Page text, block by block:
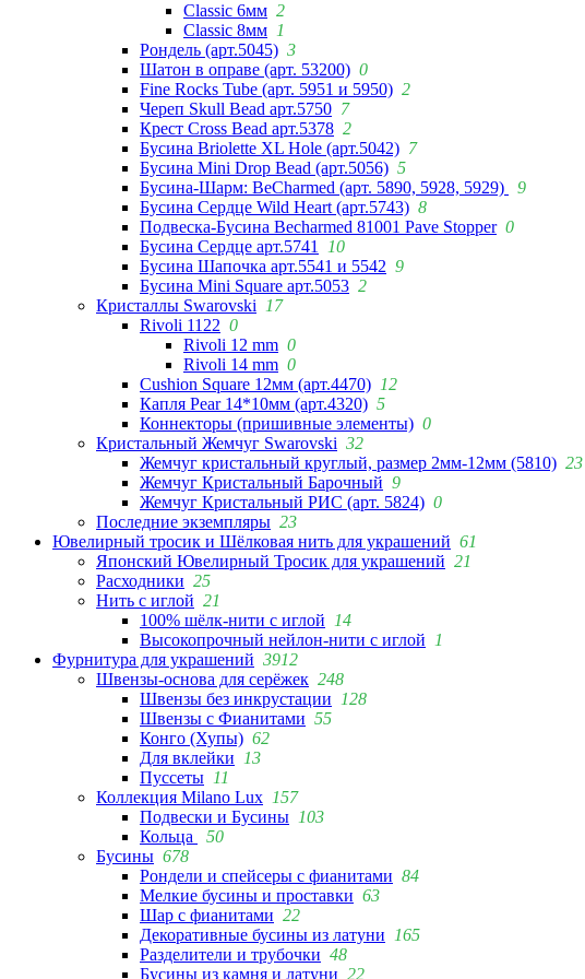
Classic 6мм 2
Classic 8мм 1
Рондель (арт.5045) 3
Шатон в оправе (арт. 53200) 0
Fine Rocks Tube (арт. 5951 и 5950) 2
Череп Skull Bead арт.5750 7
Крест Cross Bead арт.5378 2
Бусина Briolette XL Hole (арт.5042) 7
Бусина Mini Drop Bead (арт.5056) 5
Бусина-Шарм: BeCharmed (арт. 5890, 5928, 5929)
9
Бусина Сердце Wild Heart (арт.5743) 8
Подвеска-Бусина Becharmed 81001 Pave Stopper 0
Бусина Сердце арт.5741
10
Бусина Шапочка арт.5541 и 5542 9
Бусина Mini Square арт.5053 2
Кристаллы Swarovski
17
Rivoli 1122 0
Rivoli 12 mm 0
Rivoli 14 mm 0
Cushion Square 12мм (арт.4470) 12
Капля Pear 14*10мм (арт.4320) 5
Коннекторы (пришивные элементы) 0
Кристальный Жемчуг Swarovski 32
Жемчуг кристальный круглый, размер 2мм-12мм (5810) 23
Жемчуг Кристальный Барочный 9
Жемчуг Кристальный РИС (арт. 5824) 0
Последние экземпляры 23
Ювелирный тросик и Шёлковая нить для украшений 61
Японский Ювелирный Тросик для украшений 21
Расходники 25
Нить с иглой 21
100% шёлк-нити с иглой
14
Высокопрочный нейлон-нити с иглой
1
Фурнитура для украшений 3912
Швензы-основа для серёжек 248
Швензы без инкрустации
128
Швензы с Фианитами 55
Конго (Хупы) 62
Для вклейки
13
Пуссеты 11
Коллекция Milano Lux 157
Подвески и Бусины 103
Кольца
50
Бусины 678
Рондели и спейсеры с фианитами 84
Мелкие бусины и проставки 63
Шар с фианитами 22
Декоративные бусины из латуни
165
Разделители и трубочки 48
Бусины из камня и латуни 22